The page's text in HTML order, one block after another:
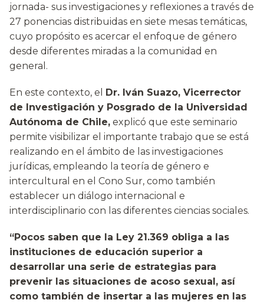
jornada- sus investigaciones y reflexiones a través de
27 ponencias distribuidas en siete mesas temáticas,
cuyo propósito es acercar el enfoque de género
desde diferentes miradas a la comunidad en
general.
En este contexto, el Dr. Iván Suazo, Vicerrector
de Investigación y Posgrado de la Universidad
Autónoma de Chile, explicó que este seminario
permite visibilizar el importante trabajo que se está
realizando en el ámbito de las investigaciones
jurídicas, empleando la teoría de género e
intercultural en el Cono Sur, como también
establecer un diálogo internacional e
interdisciplinario con las diferentes ciencias sociales.
“Pocos saben que la Ley 21.369 obliga a las
instituciones de educación superior a
desarrollar una serie de estrategias para
prevenir las situaciones de acoso sexual, así
como también de insertar a las mujeres en las